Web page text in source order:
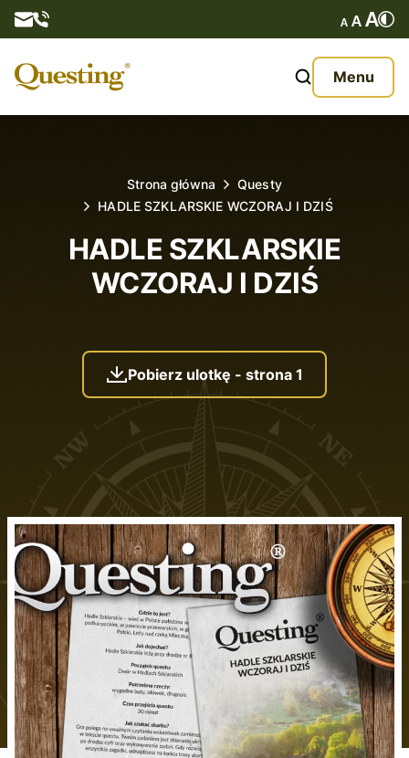
Menu
O nas
Aktualności
Kontakt
Strona główna
Questy
HADLE SZKLARSKIE WCZORAJ I DZIŚ
HADLE SZKLARSKIE
WCZORAJ I DZIŚ
Pobierz ulotkę - strona 1